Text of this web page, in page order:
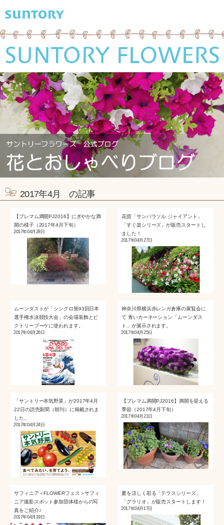
2017年4月 の記事
【プレマム満開PJ2016】にぎやかな満
開の様子（2017年4月下旬）
2017年04月28日
花苗「サンパラソル ジャイアント」
「すぐ楽シリーズ」が販売スタートし
ました！
2017年04月27日
ムーンダストが「シンクロ第93回日本
選手権水泳競技大会」の会場装飾とビ
クトリーブーケに使われます。
2017年04月26日
神奈川県横浜赤レンガ倉庫の展覧会に
て 青いカーネーション「ムーンダス
ト」が展示されます。
2017年04月25日
「サントリー本気野菜」が2017年4月
22日の読売新聞（朝刊）に掲載されま
した。
2017年04月24日
【プレマム満開PJ2016】満開を迎える
季節（2017年4月下旬）
2017年04月21日
サフィニア＜FLOWERフェス＞サフィ
ニア撮影スポット参加団体様からの写
真をご紹介♪
2017年04月19日
夏を涼しく彩る「テラスシリーズ」
「グラリオ」が販売スタートします！
2017年04月17日